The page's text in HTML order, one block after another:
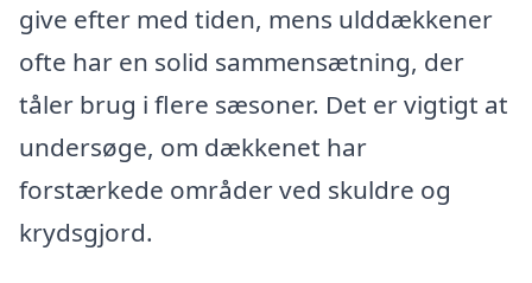
give efter med tiden, mens ulddækkener
ofte har en solid sammensætning, der
tåler brug i flere sæsoner. Det er vigtigt at
undersøge, om dækkenet har
forstærkede områder ved skuldre og
krydsgjord.